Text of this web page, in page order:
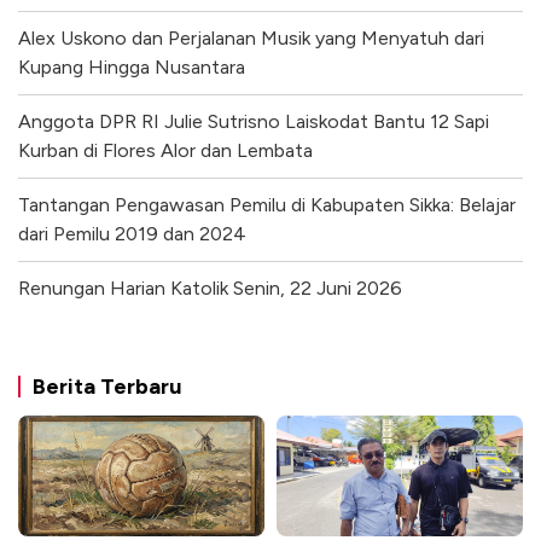
Alex Uskono dan Perjalanan Musik yang Menyatuh dari
Kupang Hingga Nusantara
Anggota DPR RI Julie Sutrisno Laiskodat Bantu 12 Sapi
Kurban di Flores Alor dan Lembata
Tantangan Pengawasan Pemilu di Kabupaten Sikka: Belajar
dari Pemilu 2019 dan 2024
Renungan Harian Katolik Senin, 22 Juni 2026
Berita Terbaru